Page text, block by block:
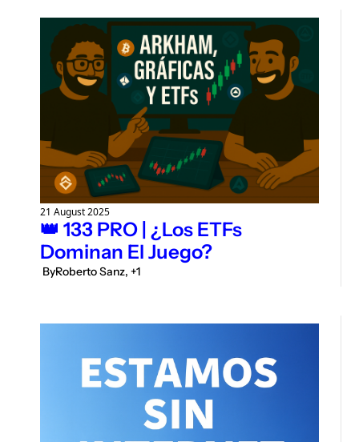
21 August 2025
👑 133 PRO | ¿Los ETFs
Dominan El Juego?
ByRoberto Sanz, +1